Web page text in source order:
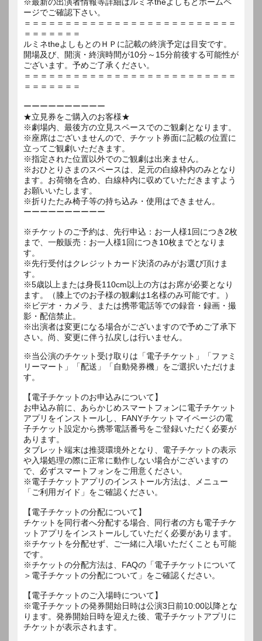
ージでご確認下さい。
＝＝＝＝＝＝＝＝＝＝＝＝＝＝＝＝＝＝＝＝＝＝＝＝＝＝
＝＝＝＝＝＝＝
ルミネtheよしもとのＨＰに記載の終演予定は目安です。
開場及び、開演・終演時間が10分～15分前後する可能性が
ございます。予めご了承ください。
＝＝＝＝＝＝＝＝＝＝＝＝＝＝＝＝＝＝＝＝＝＝＝＝＝＝
＝＝＝＝＝＝＝
ーーーーーーーーーー
★立見券をご購入のお客様★
※劇場内、最後方の立見スペースでのご観劇となります。
※座席はございませんので、チケット券面に記載の位置に
立ってご観劇いただきます。
※指定された位置以外でのご観劇は出来ません。
※おひとりさまのスペースは、足元の白線枠内のみとなり
ます。お荷物を含め、白線枠内に収めていただきますよう
お願いいたします。
※折りたたみ椅子等の持ち込み・使用はできません。
ーーーーーーーーーー
※チケットのご予約は、先行申込：お一人様1回につき2枚
まで、一般販売：お一人様1回につき10枚までとなりま
す。
※先行受付はクレジットカード決済のみがお選び頂けま
す。
※5歳以上または身長110cm以上の方はお席が必要となり
ます。（膝上でのお子様の観劇は1名様のみ可能です。）
※ビデオ・カメラ、または携帯電話等での録音・録画・撮
影・配信禁止。
※出演者は変更になる場合がございますので予めご了承下
さい。尚、変更に伴う払戻しは行いません。
※当公演のチケット受け取りは「電子チケット」「ファミ
リーマート」「配送」「自動発券機」をご選択いただけま
す。
【電子チケットのお申込みについて】
お申込み前に、あらかじめスマートフォンに電子チケット
アプリをインストールし、FANYチケットマイページの電
子チケット設定から携帯電話番号をご登録いただく必要が
あります。
タブレット端末は推奨環境外となり、電子チケットの表示
や入場処理の際に正常に動作しない場合がございますの
で、必ずスマートフォンをご用意ください。
※電子チケットアプリのインストール方法は、メニュー
「ご利用ガイド」をご確認ください。
【電子チケットの分配について】
チケットを同行者へ分配する場合、同行者の方も電子チケ
ットアプリをインストールしていただく必要があります。
※チケットを分配せず、ご一緒に入場いただくことも可能
です。
※チケットの分配方法は、FAQの「電子チケットについて
＞電子チケットの分配について」をご確認ください。
【電子チケットのご入場時について】
※電子チケットの発券開始日時は公演3日前10:00以降とな
ります。発券開始日時を迎えた後、電子チケットアプリに
チケットが表示されます。